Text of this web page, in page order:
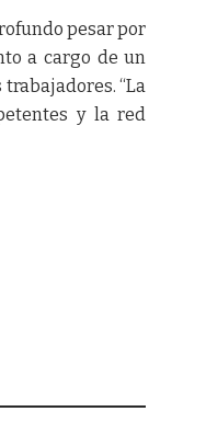
pesar por
a cargo de un
“La
y la red